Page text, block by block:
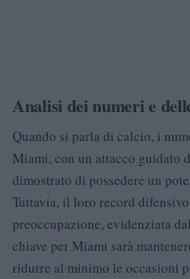
Analisi dei numeri e
Quando si parla di calcio, i
Miami, con un attacco guidato
dimostrato di possedere un
Tuttavia, il loro record
preoccupazione, evidenziata
chiave per Miami sarà
ridurre al minimo le occasioni